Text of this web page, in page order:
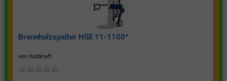
Brennholzspalter HSE 11-1100*
von Holzkraft